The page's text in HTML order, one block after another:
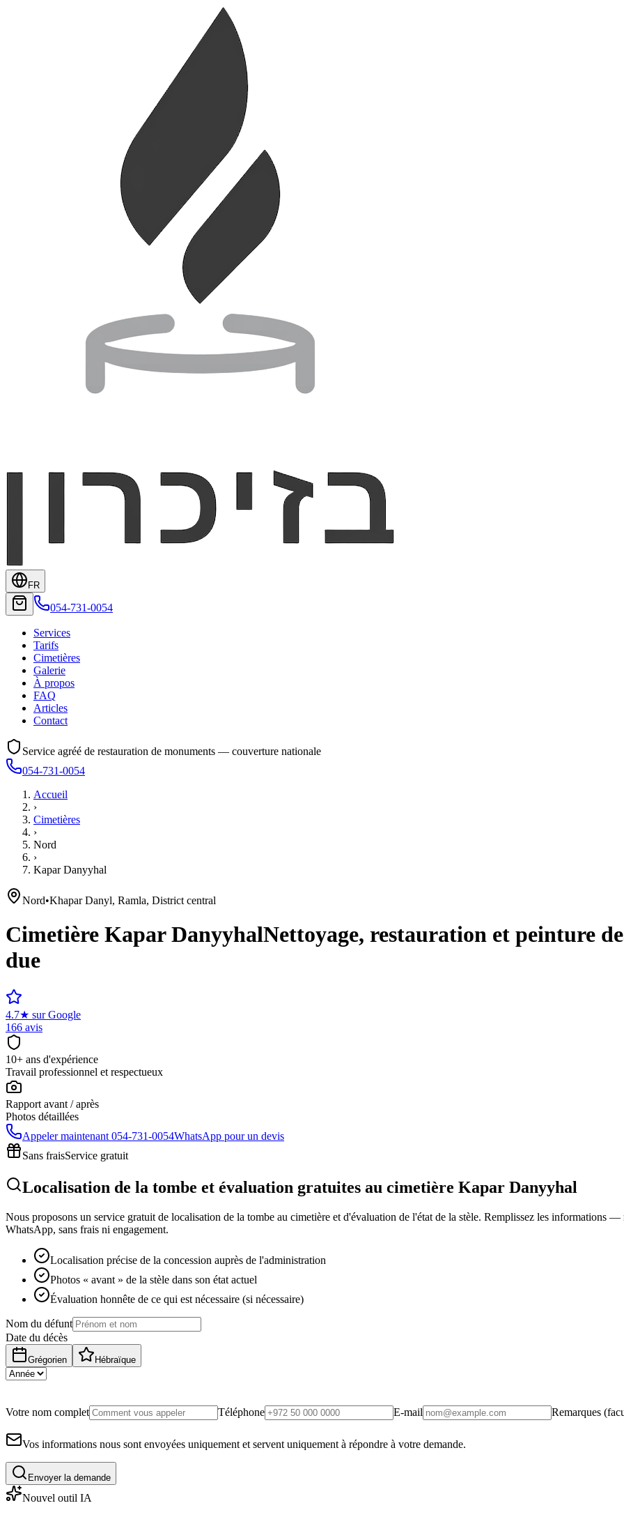
FR
054-731-0054
Services
Tarifs
Cimetières
Galerie
À propos
FAQ
Articles
Contact
Service agréé de restauration de monuments — couverture nationale
054-731-0054
Accueil
›
Cimetières
›
Nord
›
Kapar Danyyhal
Nord•Khapar Danyl, Ramla, District central
Cimetière Kapar DanyyhalNettoyage, restauration et peinture
due
4.7★ sur Google
166 avis
10+ ans d'expérience
Travail professionnel et respectueux
Rapport avant / après
Photos détaillées
Appeler maintenant 054-731-0054WhatsApp pour un devis
Sans fraisService gratuit
Localisation de la tombe et évaluation gratuites au cimetière Kapar Danyyhal
Nous proposons un service gratuit de localisation de la tombe au cimetière et d'évaluation de l'état de la stèle. Remplissez les informations
WhatsApp, sans frais ni engagement.
Localisation précise de la concession auprès de l'administration
Photos « avant » de la stèle dans son état actuel
Évaluation honnête de ce qui est nécessaire (si nécessaire)
Nom du défunt
Date du décès
Grégorien Hébraïque
Votre nom complet Téléphone E-mail Remarques
Vos informations nous sont envoyées uniquement et servent uniquement à répondre à votre demande.
Envoyer la demande
Nouvel outil IA